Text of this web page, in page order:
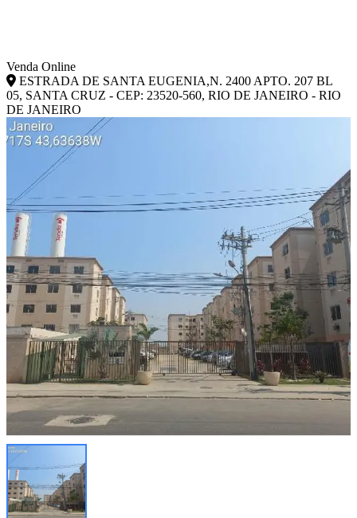
Venda Online
ESTRADA DE SANTA EUGENIA,N. 2400 APTO. 207 BL
05, SANTA CRUZ - CEP: 23520-560, RIO DE JANEIRO - RIO
DE JANEIRO